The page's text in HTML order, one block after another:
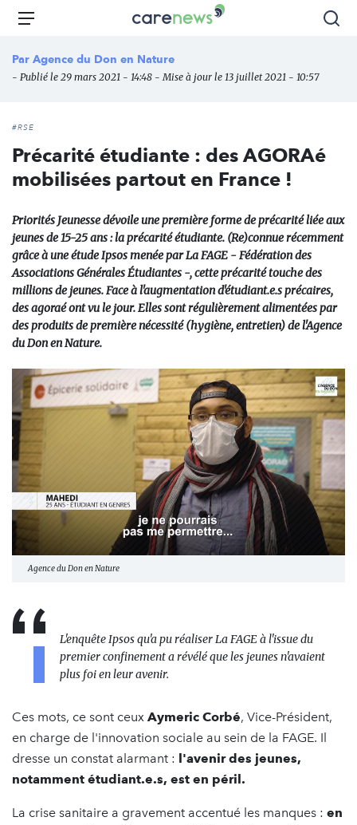
Aller
principal
Carenews,
média
des
Menu
Par Agence du Don en Nature
- Publié le 29 mars 2021 - 14:48 - Mise à jour le 13 juillet 2021 - 10:57
#RSE
Précarité étudiante : des AGORAé
mobilisées partout en France !
Priorités Jeunesse dévoile une première forme de précarité liée aux
jeunes de 15-25 ans : la précarité étudiante. (Re)connue récemment
grâce à une étude Ipsos menée par La FAGE - Fédération des
Associations Générales Étudiantes -, cette précarité touche des
millions de jeunes. Face à l'augmentation d'étudiant.e.s précaires,
des agoraé ont vu le jour. Elles sont régulièrement alimentées par
des produits de première nécessité (hygiène, entretien) de l'Agence
du Don en Nature.
Agence du Don en Nature
L'enquête Ipsos qu'a pu réaliser La FAGE à l'issue du
premier confinement a révélé que les jeunes n'avaient
plus foi en leur avenir.
Ces mots, ce sont ceux Aymeric Corbé, Vice-Président,
en charge de l'innovation sociale au sein de la FAGE. Il
dresse un constat alarmant : l'avenir des jeunes,
notamment étudiant.e.s, est en péril.
La crise sanitaire a gravement accentué les manques : en